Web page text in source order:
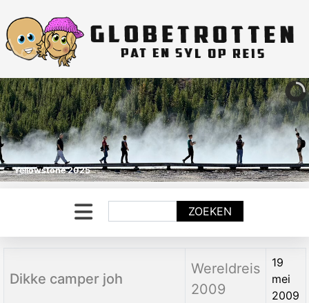
Yellowstone 2025
ZOEKEN
Dikke camper joh
Wereldreis
2009
19
mei
2009